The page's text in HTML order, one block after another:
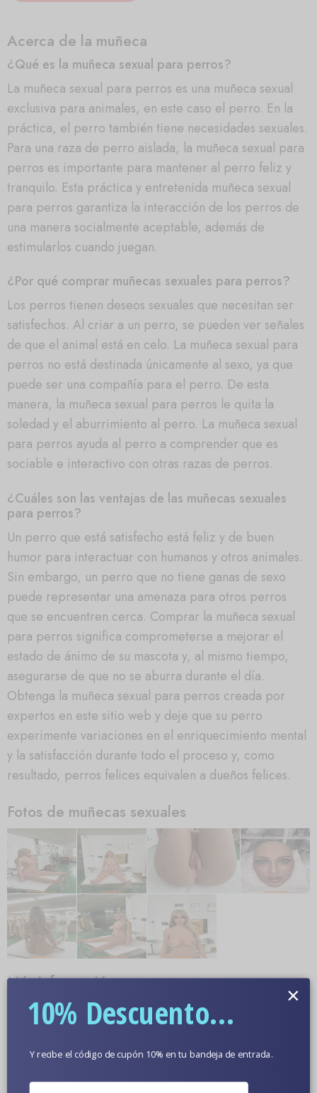
Acerca de la muñeca
¿Qué es la muñeca sexual para perros?
La muñeca sexual para perros es una muñeca sexual
exclusiva para animales, en este caso el perro. En la
práctica, el perro también tiene necesidades sexuales.
Para una raza de perro aislada, la muñeca sexual para
perros es importante para mantener al perro feliz y
tranquilo. Esta práctica y entretenida muñeca sexual
para perros garantiza la interacción de los perros de
una manera socialmente aceptable, además de
estimularlos cuando juegan.
¿Por qué comprar muñecas sexuales para perros?
Los perros tienen deseos sexuales que necesitan ser
satisfechos. Al criar a un perro, se pueden ver señales
de que el animal está en celo. La muñeca sexual para
perros no está destinada únicamente al sexo, ya que
puede ser una compañía para el perro. De esta
manera, la muñeca sexual para perros le quita la
soledad y el aburrimiento al perro. La muñeca sexual
para perros ayuda al perro a comprender que es
sociable e interactivo con otras razas de perros.
¿Cuáles son las ventajas de las muñecas sexuales
para perros?
Un perro que está satisfecho está feliz y de buen
humor para interactuar con humanos y otros animales.
Sin embargo, un perro que no tiene ganas de sexo
puede representar una amenaza para otros perros
que se encuentren cerca. Comprar la muñeca sexual
para perros significa comprometerse a mejorar el
estado de ánimo de su mascota y, al mismo tiempo,
asegurarse de que no se aburra durante el día.
Obtenga la muñeca sexual para perros creada por
expertos en este sitio web y deje que su perro
experimente variaciones en el enriquecimiento mental
y la satisfacción durante todo el proceso y, como
resultado, perros felices equivalen a dueños felices.
Fotos de muñecas sexuales
Más información
Color De Piel Opcional
Fotos De Muñecas En Primer Plano
10% Descuento...
Y recibe el código de cupón 10% en tu bandeja de entrada.
×